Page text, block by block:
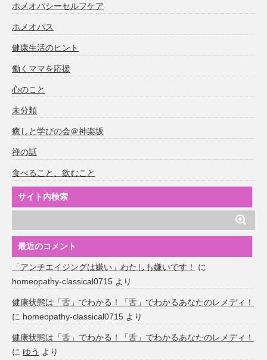
ホメオパシーセルフケア
ホメオパス
健康生活のヒント
働くママを応援
心のこと
未分類
癒しと学びの会＠神楽坂
禅の話
食べること、飲むこと
サイト内検索
最近のコメント
「アンチエイジングは嫌い」わたしも嫌いです！
に
homeopathy-classical0715 より
健康状態は「舌」でわかる！「舌」でわかるあなたのレメディ！
に homeopathy-classical0715 より
健康状態は「舌」でわかる！「舌」でわかるあなたのレメディ！
に ゆう より